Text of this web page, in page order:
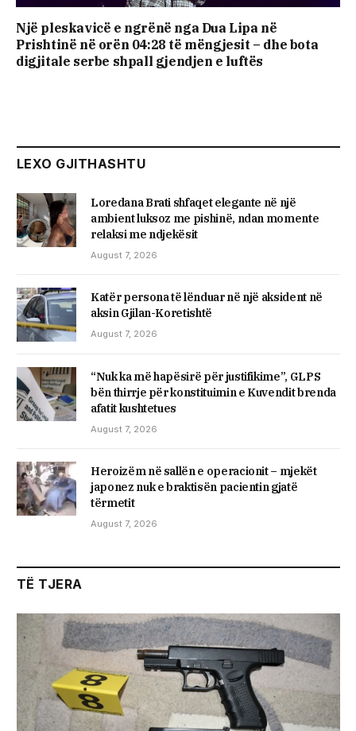
Një pleskavicë e ngrënë nga Dua Lipa në
Prishtinë në orën 04:28 të mëngjesit – dhe bota
digjitale serbe shpall gjendjen e luftës
LEXO GJITHASHTU
Loredana Brati shfaqet elegante në një
ambient luksoz me pishinë, ndan momente
relaksi me ndjekësit
August 7, 2026
Katër persona të lënduar në një aksident në
aksin Gjilan-Koretishtë
August 7, 2026
“Nuk ka më hapësirë për justifikime”, GLPS
bën thirrje për konstituimin e Kuvendit brenda
afatit kushtetues
August 7, 2026
Heroizëm në sallën e operacionit – mjekët
japonez nuk e braktisën pacientin gjatë
tërmetit
August 7, 2026
TË TJERA